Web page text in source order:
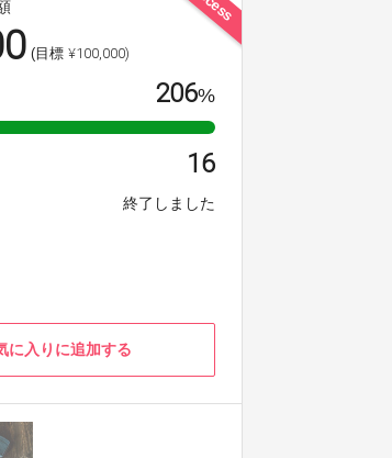
(目標 ¥100,000)
206%
16
終了しました
に入りに追加する